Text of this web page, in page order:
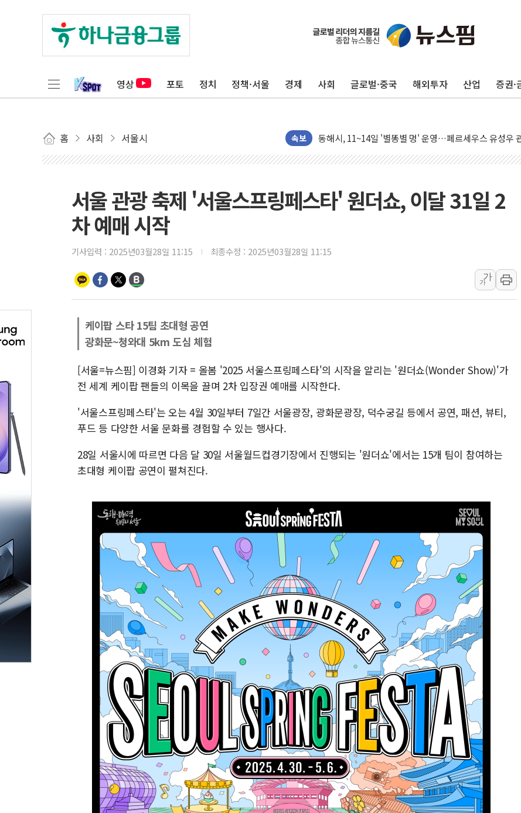
영상 포토 정치 정책·서울 경제 사회 글로벌·중국 해외투자 산업 증권·
홈 사회 서울시 속보
李대통령, ISA 개편 재검토 지시…與 "적극 환영"·野 "졸
동해중부 전 해상 풍랑주의보…10일까지 최대 3.5m 높은
中 전방위 아파트 부양, 수도 베이징도 부동산 규제 철폐
인제 용대리 계곡서 수위 상승으로 피서객 7명 고립…전
강원 중·남부 동해안 시간당 50mm 이상 폭우…호우경보
청양 밭에서 일하던 90대 숨져…온열질환 여부 조사
李대통령, 'ISA·주가누르기 방지법' 전면 재검토 지시
'호우 특보' 경북 울진 시간당 20~30mm 강한 비...가뭄 해
10월 보완수사권 폐지·공소청 출범…피해자들 '범죄 사
한상협, 업계 개인정보 보안 새판 짠다…'자율규제단체' 타
유럽증시, 美 고용 예상 밖 부진에 연준 금리 인상 가능
서울 관광 축제 '서울스프링페스타' 원더쇼, 이달 31일 2
차 예매 시작
기사입력 : 2025년03월28일 11:15 최종수정 : 2025년03월28일 11:15
가
가
케이팝 스타 15팀 초대형 공연
광화문~청와대 5km 도심 체험
[서울=뉴스핌] 이경화 기자 = 올봄 '2025 서울스프링페스타'의 시작을 알리는 '원더쇼(Wonder Show)'가
전 세계 케이팝 팬들의 이목을 끌며 2차 입장권 예매를 시작한다.
'서울스프링페스타'는 오는 4월 30일부터 7일간 서울광장, 광화문광장, 덕수궁길 등에서 공연, 패션, 뷰티,
푸드 등 다양한 서울 문화를 경험할 수 있는 행사다.
28일 서울시에 따르면 다음 달 30일 서울월드컵경기장에서 진행되는 '원더쇼'에서는 15개 팀이 참여하는
초대형 케이팝 공연이 펼쳐진다.